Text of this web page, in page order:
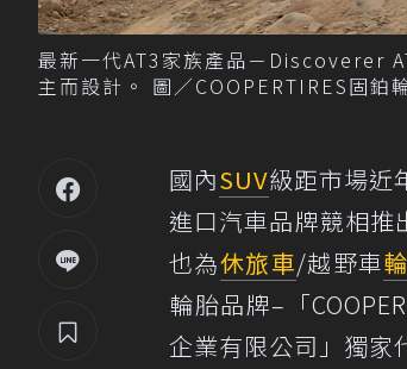
最新一代AT3家族產品－Discoverer
主而設計。 圖／COOPERTIRES固鉑
國內SUV級距市場近
進口汽車品牌競相推
也為休旅車/越野車
輪胎品牌–「
企業有限公司」獨家